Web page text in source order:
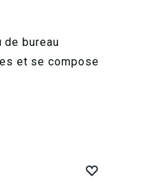
de bureau
et se compose